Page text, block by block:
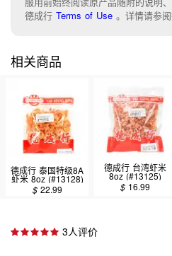
德成行 Terms of Use 。 详情请参
相关商品
德成行 泰国特级8A
虾米 8oz (#13128)
$ 22.99
德成行 台湾虾米
8oz (#13125)
$ 16.99
3人评价